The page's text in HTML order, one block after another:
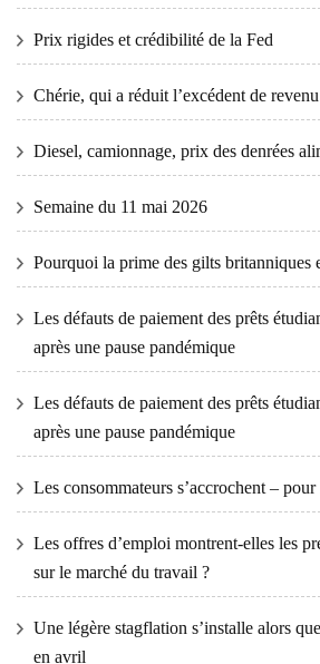
Prix ​​​​rigides et crédibilité de la Fed
Chérie, qui a réduit l’excédent de
Diesel, camionnage, prix des denrées
Semaine du 11 mai 2026
Pourquoi la prime des gilts britanniques
Les défauts de paiement des prêts
après une pause pandémique
Les défauts de paiement des prêts
après une pause pandémique
Les consommateurs s’accrochent – ​​pour
Les offres d’emploi montrent-elles les
sur le marché du travail ?
Une légère stagflation s’installe alors
en avril